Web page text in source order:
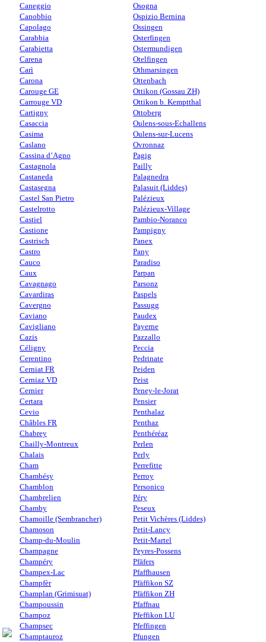
Caneggio
Canobbio
Capolago
Carabbia
Carabietta
Carena
Carì
Carona
Carouge GE
Carrouge VD
Cartigny
Casaccia
Casima
Caslano
Cassina d’Agno
Castagnola
Castaneda
Castasegna
Castel San Pietro
Castelrotto
Castiel
Castione
Castrisch
Castro
Cauco
Caux
Cavagnago
Cavardiras
Cavergno
Caviano
Cavigliano
Cazis
Céligny
Cerentino
Cerniat FR
Cerniaz VD
Cernier
Certara
Cevio
Châbles FR
Chabrey
Chailly-Montreux
Chalais
Cham
Chambésy
Chamblon
Chambrelien
Chamby
Chamoille (Sembrancher)
Chamoson
Champ-du-Moulin
Champagne
Champéry
Champex-Lac
Champfèr
Champlan (Grimisuat)
Champoussin
Champoz
Champsec
Champtauroz
Osogna
Ospizio Bernina
Ossingen
Osterfingen
Ostermundigen
Otelfingen
Othmarsingen
Ottenbach
Ottikon (Gossau ZH)
Ottikon b. Kemptthal
Ottoberg
Oulens-sous-Echallens
Oulens-sur-Lucens
Ovronnaz
Pagig
Pailly
Palagnedra
Palasuit (Liddes)
Palézieux
Palézieux-Village
Pambio-Noranco
Pampigny
Panex
Pany
Paradiso
Parpan
Parsonz
Paspels
Passugg
Paudex
Payerne
Pazzallo
Peccia
Pedrinate
Peiden
Peist
Peney-le-Jorat
Pensier
Penthalaz
Penthaz
Penthéréaz
Perlen
Perly
Perrefitte
Perroy
Personico
Péry
Peseux
Petit Vichères (Liddes)
Petit-Lancy
Petit-Martel
Peyres-Possens
Pfäfers
Pfaffhausen
Pfäffikon SZ
Pfäffikon ZH
Pfaffnau
Pfeffikon LU
Pfeffingen
Pfungen